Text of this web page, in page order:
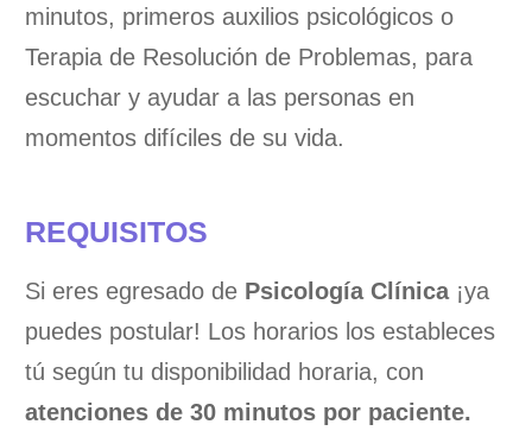
minutos, primeros auxilios psicológicos o
Terapia de Resolución de Problemas, para
escuchar y ayudar a las personas en
momentos difíciles de su vida.
REQUISITOS
Si eres egresado de Psicología Clínica¡ya
puedes postular! Los horarios los estableces
tú según tu disponibilidad horaria, con
atenciones de 30 minutos por paciente.